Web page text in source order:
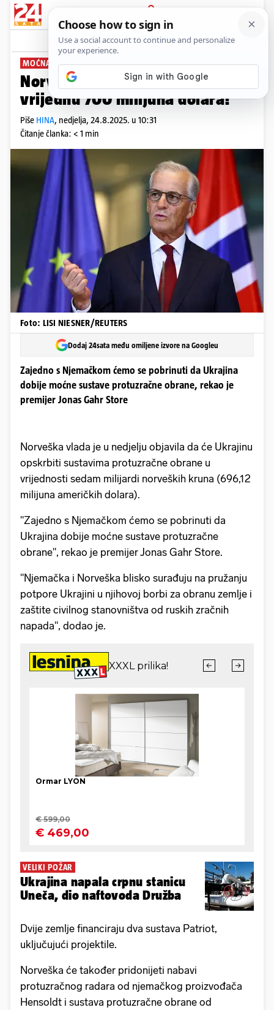
PRIJAVA
News Komentari
MOĆNA POMOĆ
Norveška Ukrajini šalje obranu
vrijednu 700 milijuna dolara!
Piše HINA, nedjelja, 24.8.2025. u 10:31
Čitanje članka: < 1 min
Foto: LISI NIESNER/REUTERS
Dodaj 24sata među omiljene izvore na Googleu
Zajedno s Njemačkom ćemo se pobrinuti da Ukrajina
dobije moćne sustave protuzračne obrane, rekao je
premijer Jonas Gahr Store
Norveška vlada je u nedjelju objavila da će Ukrajinu
opskrbiti sustavima protuzračne obrane u
vrijednosti sedam milijardi norveških kruna (696,12
milijuna američkih dolara).
"Zajedno s Njemačkom ćemo se pobrinuti da
Ukrajina dobije moćne sustave protuzračne
obrane", rekao je premijer Jonas Gahr Store.
"Njemačka i Norveška blisko surađuju na pružanju
potpore Ukrajini u njihovoj borbi za obranu zemlje i
zaštite civilnog stanovništva od ruskih zračnih
napada", dodao je.
VELIKI POŽAR
Ukrajina napala crpnu stanicu
Uneča, dio naftovoda Družba
Dvije zemlje financiraju dva sustava Patriot,
uključujući projektile.
Norveška će također pridonijeti nabavi
protuzračnog radara od njemačkog proizvođača
Hensoldt i sustava protuzračne obrane od